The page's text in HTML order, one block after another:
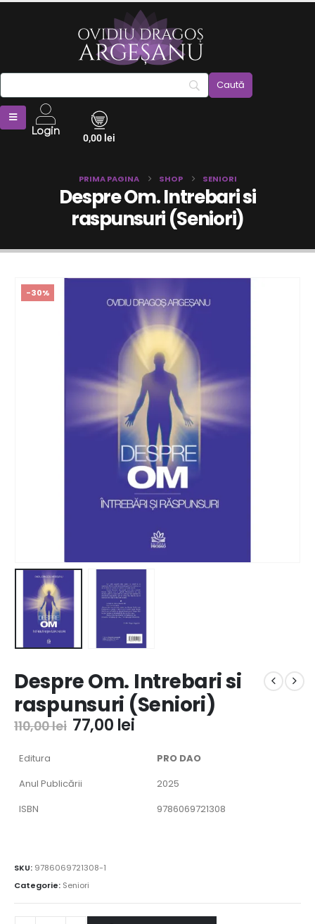
Login 0,00 lei
PRIMA PAGINA SHOP SENIORI
Despre Om. Intrebari si
raspunsuri (Seniori)
-30%
Despre Om. Intrebari si
raspunsuri (Seniori)
110,00lei 77,00 lei
Editura
PRO DAO
Anul Publicării
2025
ISBN
9786069721308
SKU: 9786069721308-1
Categorie: Seniori